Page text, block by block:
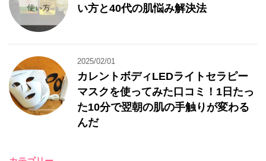
い方と40代の肌悩み解決法
2025/02/01
カレントボディLEDライトセラピー
マスクを使ってみた口コミ！1日たっ
た10分で翌朝の肌の手触りが変わる
んだ